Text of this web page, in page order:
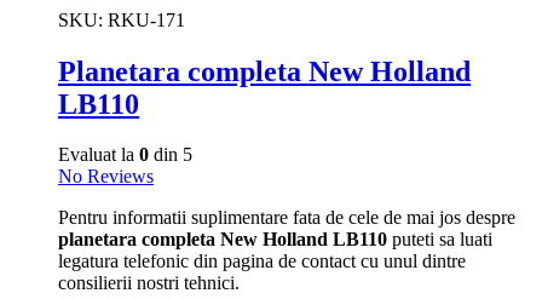
SKU: RKU-171
Planetara completa New Holland
LB110
Evaluat la 0 din 5
No Reviews
Pentru informatii suplimentare fata de cele de mai jos despre
planetara completa New Holland LB110 puteti sa luati
legatura telefonic din pagina de contact cu unul dintre
consilierii nostri tehnici.